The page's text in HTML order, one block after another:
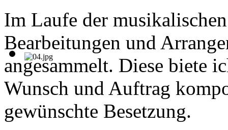
Im Laufe der
Bearbeitungen und
angesammelt. Diese biete
Wunsch und Auftrag
gewünschte Besetzung.